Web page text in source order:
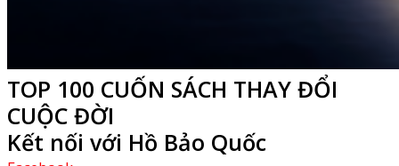
TOP 100 CUỐN SÁCH THAY ĐỔI
CUỘC ĐỜI
Kết nối với Hồ Bảo Quốc